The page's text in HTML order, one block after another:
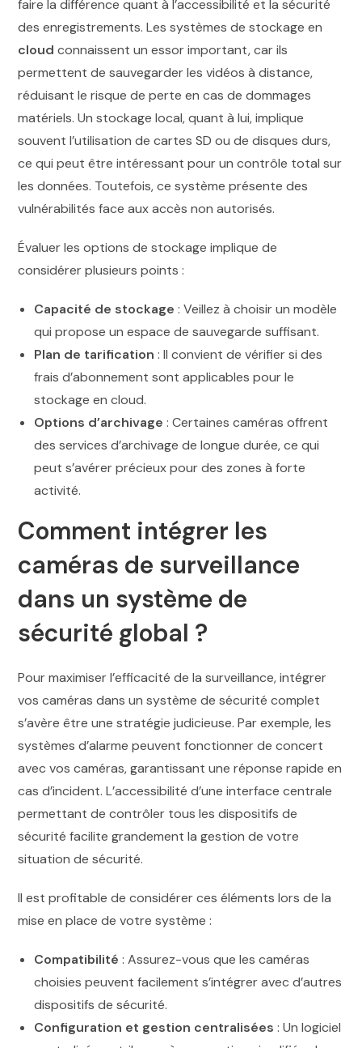
faire la différence quant à l’accessibilité et la sécurité
des enregistrements. Les systèmes de stockage en
cloud connaissent un essor important, car ils
permettent de sauvegarder les vidéos à distance,
réduisant le risque de perte en cas de dommages
matériels. Un stockage local, quant à lui, implique
souvent l’utilisation de cartes SD ou de disques durs,
ce qui peut être intéressant pour un contrôle total sur
les données. Toutefois, ce système présente des
vulnérabilités face aux accès non autorisés.
Évaluer les options de stockage implique de
considérer plusieurs points :
Capacité de stockage : Veillez à choisir un modèle
qui propose un espace de sauvegarde suffisant.
Plan de tarification : Il convient de vérifier si des
frais d’abonnement sont applicables pour le
stockage en cloud.
Options d’archivage : Certaines caméras offrent
des services d’archivage de longue durée, ce qui
peut s’avérer précieux pour des zones à forte
activité.
Comment intégrer les
caméras de surveillance
dans un système de
sécurité global ?
Pour maximiser l’efficacité de la surveillance, intégrer
vos caméras dans un système de sécurité complet
s’avère être une stratégie judicieuse. Par exemple, les
systèmes d’alarme peuvent fonctionner de concert
avec vos caméras, garantissant une réponse rapide en
cas d’incident. L’accessibilité d’une interface centrale
permettant de contrôler tous les dispositifs de
sécurité facilite grandement la gestion de votre
situation de sécurité.
Il est profitable de considérer ces éléments lors de la
mise en place de votre système :
Compatibilité : Assurez-vous que les caméras
choisies peuvent facilement s’intégrer avec d’autres
dispositifs de sécurité.
Configuration et gestion centralisées : Un logiciel